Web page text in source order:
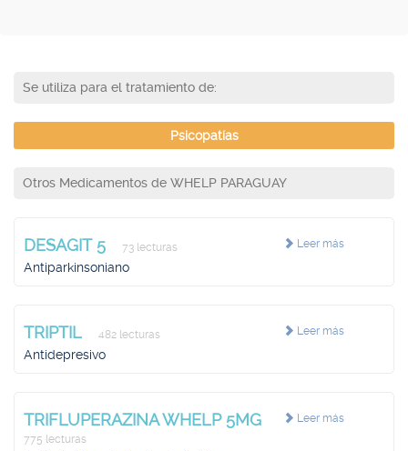
Se utiliza para el tratamiento de:
Psicopatías
Otros Medicamentos de WHELP PARAGUAY
Leer más
DESAGIT 5 73 lecturas
Antiparkinsoniano
Leer más
TRIPTIL 482 lecturas
Antidepresivo
Leer más
TRIFLUPERAZINA WHELP 5MG
775 lecturas